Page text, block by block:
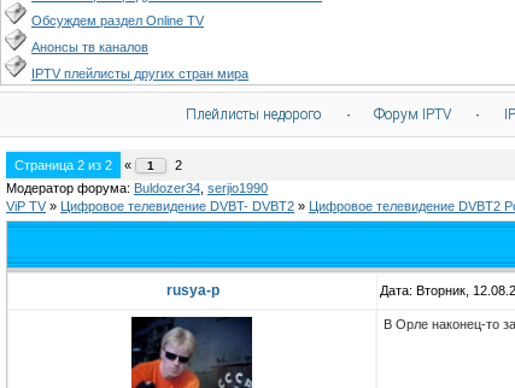
Обсуждем раздел Online TV
Анонсы тв каналов
IPTV плейлисты других стран мира
Плейлисты недорого · Форум IPTV ·
Страница 2 из 2 « 1
2
Модератор форума: Buldozer34 serjio1990
ViP TV » Цифровое телевидение DVBT- DVBT2 » Цифровое телевидение DVBT2
rusya-p Дата: Вторник,
В Орле наконец-то